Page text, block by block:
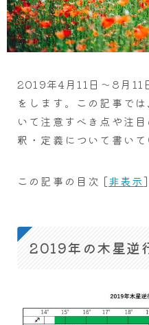
2019年4月11日～8月11
をします。この記事で
いて注意すべき点や注
釈・定義について書いて
この記事の目次 [非表示]
2019年の木星逆